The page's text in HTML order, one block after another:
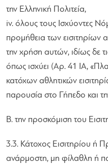
την Ελληνική Πολιτεία,
iv. όλους τους Ισχύοντες
προμήθεια των εισιτηρίων
την χρήση αυτών, ιδίως δε
όπως ισχύει (Αρ. 41 ΙΑ,
κατόχων αθλητικών
παρουσία στο Γήπεδο και
Β. την προσκόμιση του
3.3. Κάτοχος Εισιτηρίου ή
ανάρμοστη, μη φίλαθλη ή